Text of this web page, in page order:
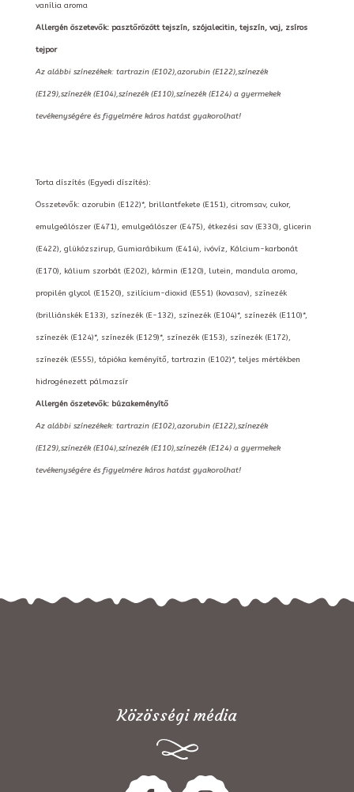
vanília aroma
Allergén öszetevők: pasztőrözött tejszín, szójalecitin, tejszín, vaj, zsíros
tejpor
Az alábbi színezékek: tartrazin (E102),azorubin (E122),színezék
(E129),színezék (E104),színezék (E110),színezék (E124) a gyermekek
tevékenységére és figyelmére káros hatást gyakorolhat!
Torta díszítés (Egyedi díszítés):
Összetevők: azorubin (E122)*, brillantfekete (E151), citromsav, cukor,
emulgeálószer (E471), emulgeálószer (E475), étkezési sav (E330), glicerin
(E422), glükózszirup, Gumiarábikum (E414), ivóvíz, Kálcium-karbonát
(E170), kálium szorbát (E202), kármin (E120), lutein, mandula aroma,
propilén glycol (E1520), szilícium-dioxid (E551) (kovasav), színezék
(brilliánskék E133), színezék (E-132), színezék (E104)*, színezék (E110)*,
színezék (E124)*, színezék (E129)*, színezék (E153), színezék (E172),
színezék (E555), tápióka keményítő, tartrazin (E102)*, teljes mértékben
hidrogénezett pálmazsír
Allergén öszetevők: búzakeményítő
Az alábbi színezékek: tartrazin (E102),azorubin (E122),színezék
(E129),színezék (E104),színezék (E110),színezék (E124) a gyermekek
tevékenységére és figyelmére káros hatást gyakorolhat!
Közösségi média